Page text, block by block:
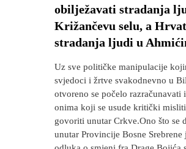
obilježavati stradanja
Križančevu selu, a
stradanja ljudi u
Uz sve političke manipulacije
svjedoci i žrtve svakodnevno u
otvoreno se počelo razračunavati
onima koji se usude kritički
govoriti unutar Crkve.Ono što se
unutar Provincije Bosne Srebrene